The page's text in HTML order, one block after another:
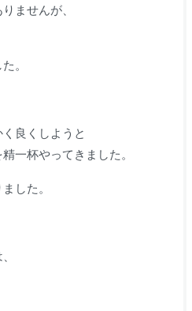
ませんが、
。
良くしようと
一杯やってきました。
した。